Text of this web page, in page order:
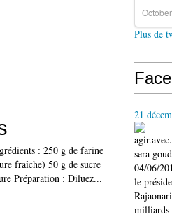
: 250 g de farine
fraîche) 50 g de sucre
Préparation : Diluez...
Plus de
21
sera
04/06/
le
milliards